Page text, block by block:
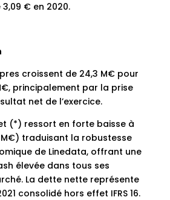
€ en 2020.
croissent de 24,3 M€ pour
principalement par la prise
net de l’exercice.
(*) ressort en forte baisse à
M€) traduisant la robustesse
de Linedata, offrant une
élevée dans tous ses
La dette nette représente
consolidé hors effet IFRS 16.